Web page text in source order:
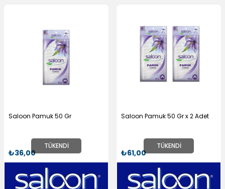
TÜKENDI
Saloon Pamuk 50 Gr
₺36,00
TÜKENDI
Saloon Pamuk 50 Gr x 2 Adet
₺61,00